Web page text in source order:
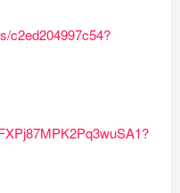
c2ed204997c54?